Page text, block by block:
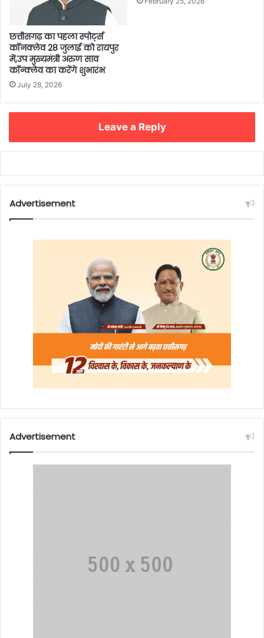
छत्तीसगढ़ का पहला स्पोर्ट्स
कॉनक्लेव 28 जुलाई को रायपुर
में,उप मुख्यमंत्री अरुण साव
कॉन्क्लेव का करेंगे शुभारंभ
July 28, 2026
Leave a Reply
Advertisement
Advertisement